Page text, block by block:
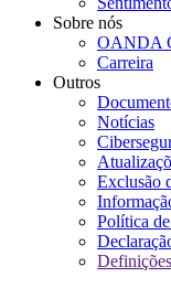
Sobre nós
OANDA
Carreira
Outros
Notícias
Exclusão
Política